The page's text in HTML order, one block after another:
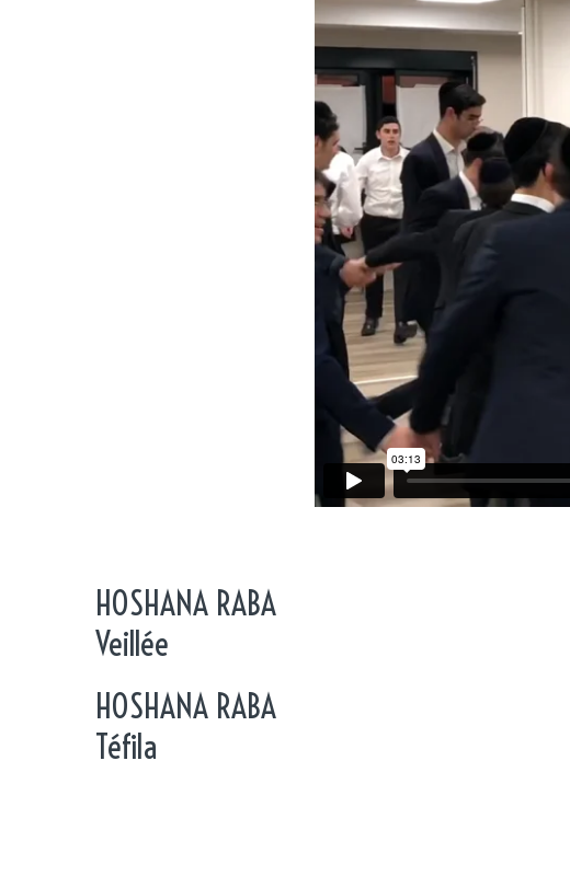
HOSHANA RABA
Veillée
HOSHANA RABA
Téfila